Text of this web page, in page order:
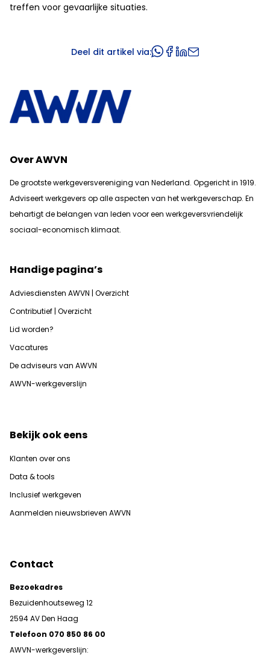
treffen voor gevaarlijke situaties.
Deel dit artikel via:
Over AWVN
De grootste werkgeversvereniging van Nederland. Opgericht in 1919.
Adviseert werkgevers op alle aspecten van het werkgeverschap. En
behartigt de belangen van leden voor een werkgeversvriendelijk
sociaal-economisch klimaat.
Handige pagina’s
Adviesdiensten AWVN | Overzicht
Contributief | Overzicht
Lid worden?
Vacatures
De adviseurs van AWVN
AWVN-werkgeverslijn
Bekijk ook eens
Klanten over ons
Data & tools
Inclusief werkgeven
Aanmelden nieuwsbrieven AWVN
Contact
Bezoekadres
Bezuidenhoutseweg 12
2594 AV Den Haag
Telefoon 070 850 86 00
AWVN-werkgeverslijn: